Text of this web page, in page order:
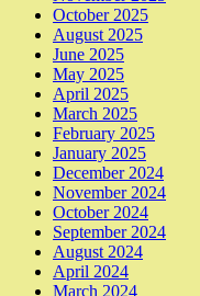
October 2025
August 2025
June 2025
May 2025
April 2025
March 2025
February 2025
January 2025
December 2024
November 2024
October 2024
September 2024
August 2024
April 2024
March 2024